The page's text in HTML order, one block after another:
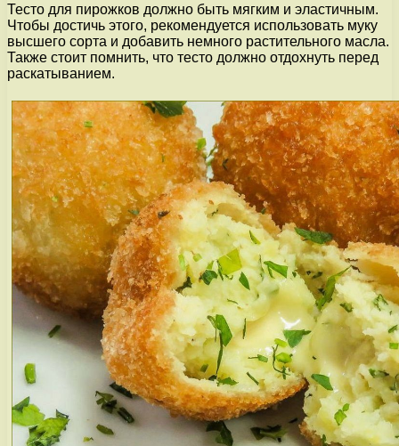
Тесто для пирожков должно быть мягким и эластичным.
Чтобы достичь этого, рекомендуется использовать муку
высшего сорта и добавить немного растительного масла.
Также стоит помнить, что тесто должно отдохнуть перед
раскатыванием.